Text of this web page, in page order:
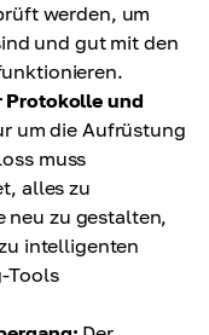
werden, um
und gut mit den
Protokolle und
um die Aufrüstung
muss
alles zu
neu zu gestalten,
intelligenten
Tools